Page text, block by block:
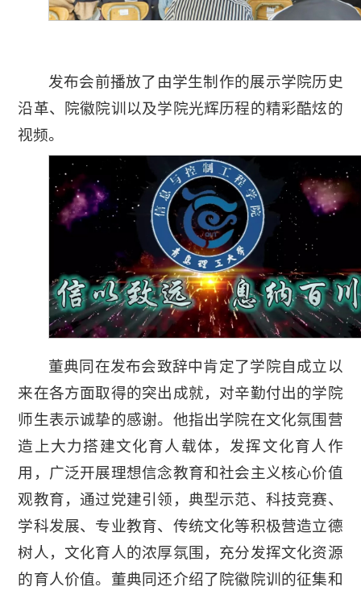
发布会前播放了由学生制作的展示学院历史
沿革、院徽院训以及学院光辉历程的精彩酷炫的
视频。
董典同在发布会致辞中肯定了学院自成立以
来在各方面取得的突出成就，对辛勤付出的学院
师生表示诚挚的感谢。他指出学院在文化氛围营
造上大力搭建文化育人载体，发挥文化育人作
用，广泛开展理想信念教育和社会主义核心价值
观教育，通过党建引领，典型示范、科技竞赛、
学科发展、专业教育、传统文化等积极营造立德
树人，文化育人的浓厚氛围，充分发挥文化资源
的育人价值。董典同还介绍了院徽院训的征集和